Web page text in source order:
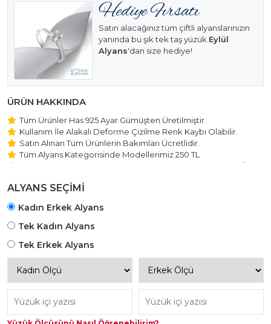
Satın alacağınız tüm çiftli alyanslarınızın
yanında bu şık tek taş yüzük Eylül
Alyans'dan size hediye!
ÜRÜN HAKKINDA
Tüm Ürünler Has 925 Ayar Gümüşten Üretilmiştir.
Kullanım İle Alakalı Deforme Çizilme Renk Kaybı Olabilir.
Satın Alınan Tüm Ürünlerin Bakımları Ücretlidir.
Tüm Alyans Kategorisinde Modellerimiz 250 TL
Beştaş Tektaş Kolye ve Bileklik Modellerimiz 150 TL Sabit Ücret
ALYANS SEÇİMİ
Kadın Erkek Alyans
Tek Kadın Alyans
Tek Erkek Alyans